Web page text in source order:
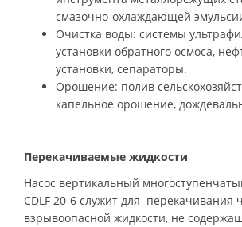
смазочно-охлаждающей
Очистка воды: системы
установки обратного осмоса,
установки, сепараторы.
Орошение: полив
капельное орошение,
Перекачиваемые жидкости
Насос вертикальный
CDLF 20-6 служит для перекачивания
взрывоопасной жидкости, не